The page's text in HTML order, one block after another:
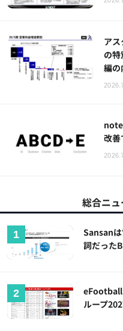
ア
の
編の
改善
総合ニ
Sansan
詞だった
eFootball
ループ